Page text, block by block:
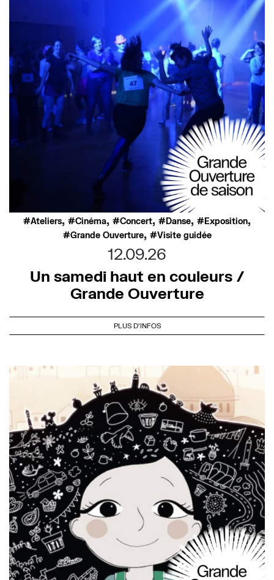
Ateliers, Cinéma, Concert, Danse, Exposition,
Grande Ouverture, Visite guidée
12.09.26
Un samedi haut en couleurs /
Grande Ouverture
PLUS D'INFOS